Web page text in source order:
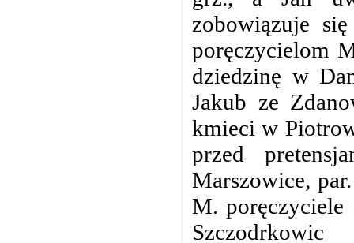
zobowiązuje
poręczycielom
dziedzinę w
Jakub ze
kmieci w
przed
Marszowice,
M. poręczyciele